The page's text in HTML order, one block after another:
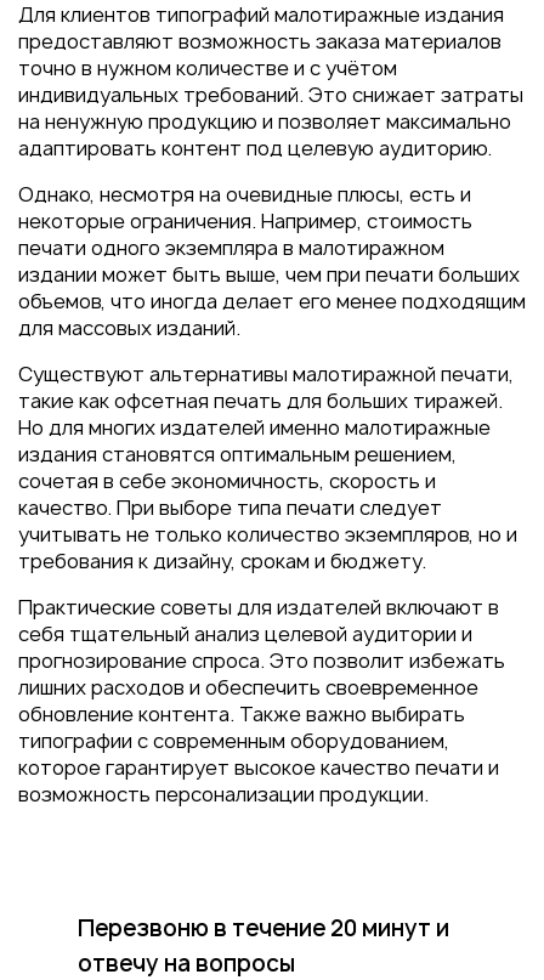
Для клиентов типографий малотиражные издания
предоставляют возможность заказа материалов
точно в нужном количестве и с учётом
индивидуальных требований. Это снижает затраты
на ненужную продукцию и позволяет максимально
адаптировать контент под целевую аудиторию.
Однако, несмотря на очевидные плюсы, есть и
некоторые ограничения. Например, стоимость
печати одного экземпляра в малотиражном
издании может быть выше, чем при печати больших
объемов, что иногда делает его менее подходящим
для массовых изданий.
Существуют альтернативы малотиражной печати,
такие как офсетная печать для больших тиражей.
Но для многих издателей именно малотиражные
издания становятся оптимальным решением,
сочетая в себе экономичность, скорость и
качество. При выборе типа печати следует
учитывать не только количество экземпляров, но и
требования к дизайну, срокам и бюджету.
Практические советы для издателей включают в
себя тщательный анализ целевой аудитории и
прогнозирование спроса. Это позволит избежать
лишних расходов и обеспечить своевременное
обновление контента. Также важно выбирать
типографии с современным оборудованием,
которое гарантирует высокое качество печати и
возможность персонализации продукции.
Перезвоню в течение 20 минут и
отвечу на вопросы